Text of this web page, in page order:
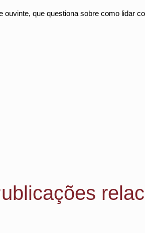
que questiona sobre como lidar